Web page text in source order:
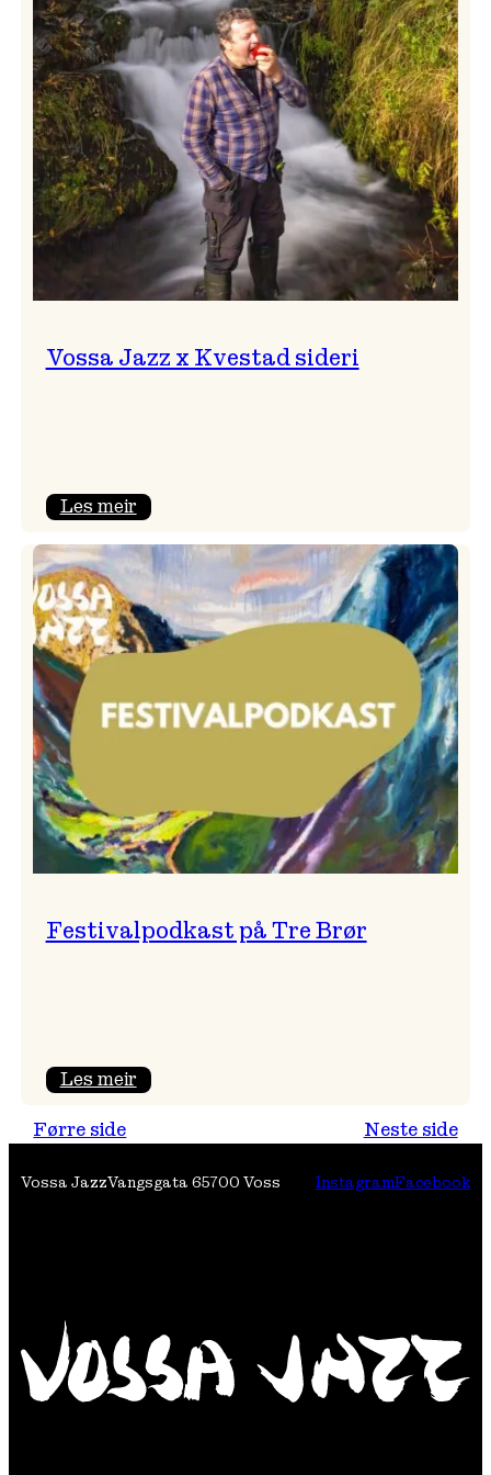
svingar!
Vossa Jazz x Kvestad sideri
Les meir:
Jazz
Kvestad
sideri
Festivalpodkast på Tre Brør
Les meir:
Brør
Førre side Neste side
Vossa JazzVangsgata 65700 Voss InstagramFacebook